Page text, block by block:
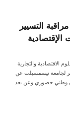
التسيير
الاقتصادية والتجارية
لجامعة تيسمسيلت عن
وطني حضوري وعن بعد